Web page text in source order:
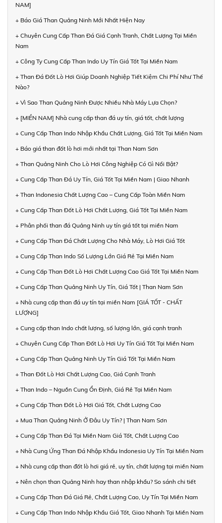
NAM]
+ Báo Giá Than Quảng Ninh Mới Nhất Hiện Nay
+ Chuyên Cung Cấp Than Đá Giá Cạnh Tranh, Chất Lượng Tại Miền
Nam
+ Công Ty Cung Cấp Than Indo Uy Tín Giá Tốt Tại Miền Nam
+ Than Đá Đốt Lò Hơi Giúp Doanh Nghiệp Tiết Kiệm Chi Phí Như Thế
Nào?
+ Vì Sao Than Quảng Ninh Được Nhiều Nhà Máy Lựa Chọn?
+ [MIỀN NAM] Nhà cung cấp than đá uy tín, giá tốt, chất lượng
+ Cung Cấp Than Indo Nhập Khẩu Chất Lượng, Giá Tốt Tại Miền Nam
+ Báo giá than đốt lò hơi mới nhất tại Than Nam Sơn
+ Than Quảng Ninh Cho Lò Hơi Công Nghiệp Có Gì Nổi Bật?
+ Cung Cấp Than Đá Uy Tín, Giá Tốt Tại Miền Nam | Giao Nhanh
+ Than Indonesia Chất Lượng Cao – Cung Cấp Toàn Miền Nam
+ Cung Cấp Than Đốt Lò Hơi Chất Lượng, Giá Tốt Tại Miền Nam
+ Phân phối than đá Quảng Ninh uy tín giá tốt tại miền Nam
+ Cung Cấp Than Đá Chất Lượng Cho Nhà Máy, Lò Hơi Giá Tốt
+ Cung Cấp Than Indo Số Lượng Lớn Giá Rẻ Tại Miền Nam
+ Cung Cấp Than Đốt Lò Hơi Chất Lượng Cao Giá Tốt Tại Miền Nam
+ Cung Cấp Than Quảng Ninh Uy Tín, Giá Tốt | Than Nam Sơn
+ Nhà cung cấp than đá uy tín tại miền Nam [GIÁ TỐT - CHẤT
LƯỢNG]
+ Cung cấp than Indo chất lượng, số lượng lớn, giá cạnh tranh
+ Chuyên Cung Cấp Than Đốt Lò Hơi Uy Tín Giá Tốt Tại Miền Nam
+ Cung Cấp Than Quảng Ninh Uy Tín Giá Tốt Tại Miền Nam
+ Than Đốt Lò Hơi Chất Lượng Cao, Giá Cạnh Tranh
+ Than Indo – Nguồn Cung Ổn Định, Giá Rẻ Tại Miền Nam
+ Cung Cấp Than Đốt Lò Hơi Giá Tốt, Chất Lượng Cao
+ Mua Than Quảng Ninh Ở Đâu Uy Tín? | Than Nam Sơn
+ Cung Cấp Than Đá Tại Miền Nam Giá Tốt, Chất Lượng Cao
+ Nhà Cung Ứng Than Đá Nhập Khẩu Indonesia Uy Tín Tại Miền Nam
+ Nhà cung cấp than đốt lò hơi giá rẻ, uy tín, chất lượng tại miền Nam
+ Nên chọn than Quảng Ninh hay than nhập khẩu? So sánh chi tiết
+ Cung Cấp Than Đá Giá Rẻ, Chất Lượng Cao, Uy Tín Tại Miền Nam
+ Cung Cấp Than Indo Nhập Khẩu Giá Tốt, Giao Nhanh Tại Miền Nam